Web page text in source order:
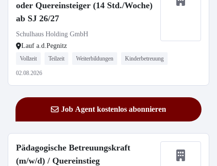
oder Quereinsteiger (14 Std./Woche)
ab SJ 26/27
Schulhaus Holding GmbH
Lauf a.d.Pegnitz
Vollzeit Teilzeit Weiterbildungen Kinderbetreuung
02.08.2026
Job Agent kostenlos abonnieren
Pädagogische Betreuungskraft
(m/w/d) / Quereinstieg